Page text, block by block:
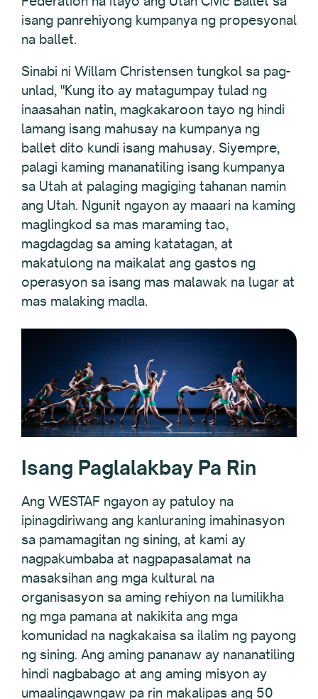
isang panrehiyong kumpanya ng propesyonal
na ballet.
Sinabi ni Willam Christensen tungkol sa pag-
unlad, "Kung ito ay matagumpay tulad ng
inaasahan natin, magkakaroon tayo ng hindi
lamang isang mahusay na kumpanya ng
ballet dito kundi isang mahusay. Siyempre,
palagi kaming mananatiling isang kumpanya
sa Utah at palaging magiging tahanan namin
ang Utah. Ngunit ngayon ay maaari na kaming
maglingkod sa mas maraming tao,
magdagdag sa aming katatagan, at
makatulong na maikalat ang gastos ng
operasyon sa isang mas malawak na lugar at
mas malaking madla.
Isang Paglalakbay Pa Rin
Ang WESTAF ngayon ay patuloy na
ipinagdiriwang ang kanluraning imahinasyon
sa pamamagitan ng sining, at kami ay
nagpakumbaba at nagpapasalamat na
masaksihan ang mga kultural na
organisasyon sa aming rehiyon na lumilikha
ng mga pamana at nakikita ang mga
komunidad na nagkakaisa sa ilalim ng payong
ng sining. Ang aming pananaw ay nananatiling
hindi nagbabago at ang aming misyon ay
umaalingawngaw pa rin makalipas ang 50